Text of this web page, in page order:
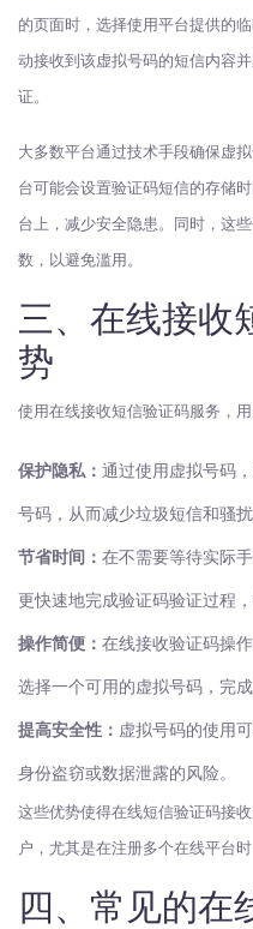
的页面时，选择使用平台提供的
动接收到该虚拟号码的短信内容
证。
大多数平台通过技术手段确保虚
台可能会设置验证码短信的存储
台上，减少安全隐患。同时，这
数，以避免滥用。
三、在线接收
势
使用在线接收短信验证码服务，
保护隐私： 通过使用虚拟号码
号码，从而减少垃圾短信和骚扰
节省时间： 在不需要等待实际
更快速地完成验证码验证过程
操作简便： 在线接收验证码操
选择一个可用的虚拟号码，完成
提高安全性： 虚拟号码的使用
身份盗窃或数据泄露的风险。
这些优势使得在线短信验证码接
户，尤其是在注册多个在线平台
四、常见的在